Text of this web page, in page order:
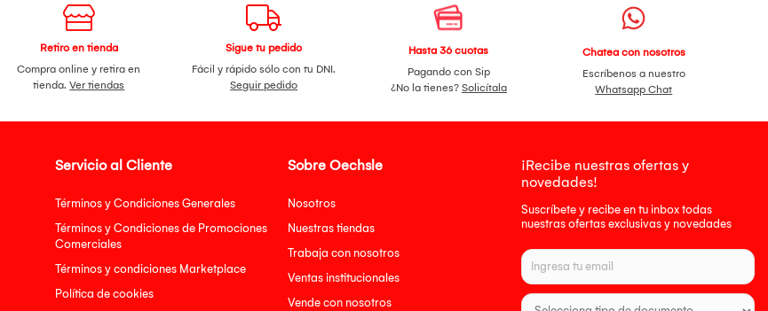
Retiro en tienda
Compra online y retira en
tienda.Ver tiendas
Sigue tu pedido
Fácil y rápido sólo con tu DNI.
Seguir pedido
Hasta 36 cuotas
Pagando con Sip
¿No la tienes? Solicítala
Chatea con nosotros
Escríbenos a nuestro
Whatsapp Chat
Servicio al Cliente
Términos y Condiciones Generales
Términos y Condiciones de Promociones
Comerciales
Términos y condiciones Marketplace
Política de cookies
Sobre Oechsle
Nosotros
Nuestras tiendas
Trabaja con nosotros
Ventas institucionales
Vende con nosotros
¡Recibe nuestras ofertas y
novedades!
Suscríbete y recibe en tu inbox todas
nuestras ofertas exclusivas y novedades